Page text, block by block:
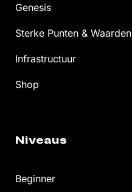
Genesis
Sterke Punten & Waarden
Infrastructuur
Shop
Niveaus
Beginner